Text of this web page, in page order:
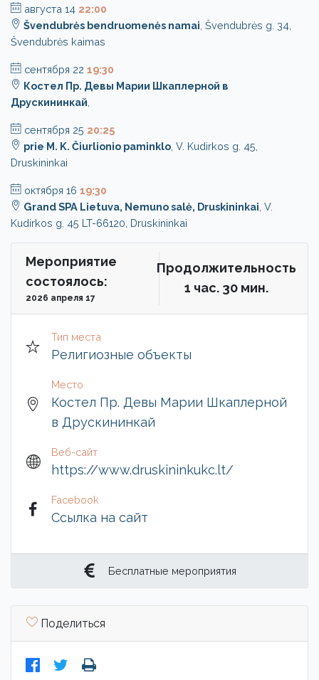
августа 14 22:00
Švendubrės bendruomenės namai , Švendubrės g. 34,
Švendubrės kaimas
сентября 22 19:30
Костел Пр. Девы Марии Шкаплерной в
Друскининкай
сентября 25 20:25
prie M. K. Čiurlionio paminklo , V. Kudirkos g. 45,
Druskininkai
октября 16 19:30
Grand SPA Lietuva, Nemuno salė, Druskininkai , V.
Kudirkos g. 45 LT-66120, Druskininkai
Мероприятие
состоялось:
2026 апреля 17
Продолжительность
1 чac. 30 мин.
Тип места
Религиозные объекты
Место
Костел Пр. Девы Марии Шкаплерной
в Друскининкай
Веб-сайт
https://www.druskininkukc.lt/
Facebook
Ссылка на сайт
Бесплатные мероприятия
Поделиться